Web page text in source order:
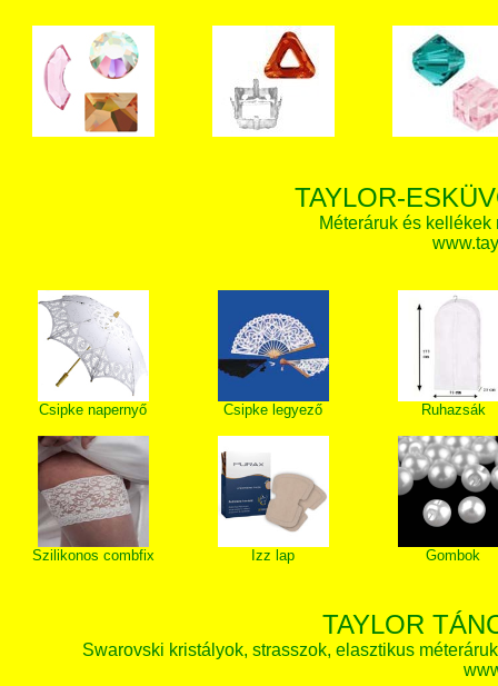
TAYLOR-
Méteráruk és
Csipke napernyő Csipke legyező Ruhazsák
Szilikonos combfix Izz lap Gombok
TAYLOR
Swarovski kristályok, strasszok, elasztikus